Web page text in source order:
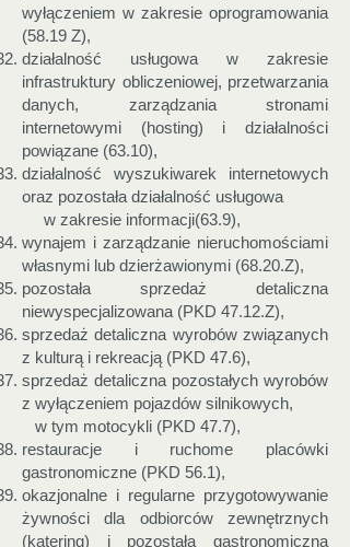
wyłączeniem w zakresie oprogramowania
(58.19 Z),
działalność usługowa w zakresie
infrastruktury obliczeniowej, przetwarzania
danych, zarządzania stronami
internetowymi (hosting) i działalności
powiązane (63.10),
działalność wyszukiwarek internetowych
oraz pozostała działalność usługowa
w zakresie informacji(63.9),
wynajem i zarządzanie nieruchomościami
własnymi lub dzierżawionymi (68.20.Z),
pozostała sprzedaż detaliczna
niewyspecjalizowana (PKD 47.12.Z),
sprzedaż detaliczna wyrobów związanych
z kulturą i rekreacją (PKD 47.6),
sprzedaż detaliczna pozostałych wyrobów
z wyłączeniem pojazdów silnikowych,
w tym motocykli (PKD 47.7),
restauracje i ruchome placówki
gastronomiczne (PKD 56.1),
okazjonalne i regularne przygotowywanie
żywności dla odbiorców zewnętrznych
(katering) i pozostała gastronomiczna